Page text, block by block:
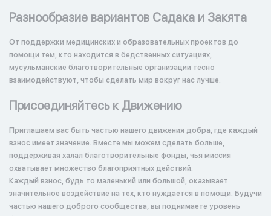
Разнообразие вариантов Садака и Закята
От поддержки медицинских и образовательных проектов до
помощи тем, кто находится в бедственных ситуациях,
мусульманские благотворительные организации тесно
взаимодействуют, чтобы сделать мир вокруг нас лучше.
Присоединяйтесь к Движению
Приглашаем вас быть частью нашего движения добра, где каждый
взнос имеет значение. Вместе мы можем сделать больше,
поддерживая халал благотворительные фонды, чья миссия
охватывает множество благоприятных действий.
Каждый взнос, будь то маленький или большой, оказывает
значительное воздействие на тех, кто нуждается в помощи. Будучи
частью нашего доброго сообщества, вы поднимаете уровень